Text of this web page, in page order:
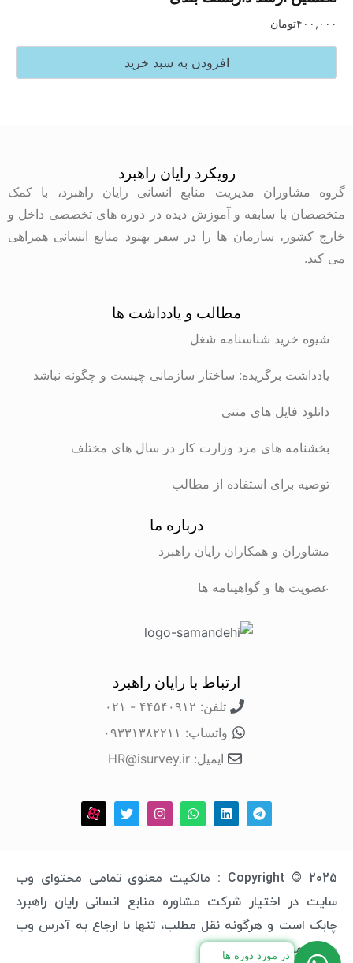
۴۰۰,۰۰۰تومان
افزودن به سبد خرید
رویکرد رایان راهبرد
گروه مشاوران مدیریت منابع انسانی رایان راهبرد، با کمک
متخصصان با سابقه و آموزش دیده در دوره های تخصصی داخل و
خارج کشور، سازمان ها را در سفر بهبود منابع انسانی همراهی
می کند.
مطالب و یادداشت ها
شیوه خرید شناسنامه شغل
یادداشت برگزیده: ساختار سازمانی چیست و چگونه نباشد
دانلود فایل های متنی
بخشنامه های مزد وزارت کار در سال های مختلف
توصیه برای استفاده از مطالب
درباره ما
مشاوران و همکاران رایان راهبرد
عضویت ها و گواهینامه ها
ارتباط با رایان راهبرد
تلفن: ۴۴۵۴۰۹۱۲ - ۰۲۱
واتساپ: ۰۹۳۳۱۳۸۲۲۱۱
ایمیل: HR@isurvey.ir
Copyright © 2025 : مالکیت معنوی تمامی محتوای وب
سایت در اختیار شرکت مشاوره منابع انسانی رایان راهبرد
چابک است و هرگونه نقل مطلب، تنها با ارجاع به آدرس وب
سایت مجاز خواهد بود.
در مورد دوره ها